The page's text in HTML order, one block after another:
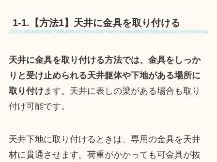
1-1.【方法1】天井に金具を取り付ける
天井に金具を取り付ける方法では、金具をしっか
りと受け止められる天井躯体や下地がある場所に
取り付けます。天井に表しの梁がある場合も取り
付け可能です。
天井下地に取り付けるときは、専用の金具を天井
材に貫通させます。荷重がかかっても可金具が抜